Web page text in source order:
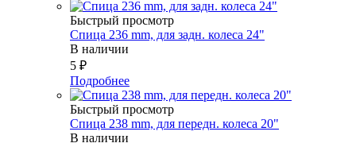
Быстрый просмотр
Спица 236 mm, для задн. колеса 24"
В наличии
5 ₽
Подробнее
Быстрый просмотр
Спица 238 mm, для передн. колеса 20"
В наличии